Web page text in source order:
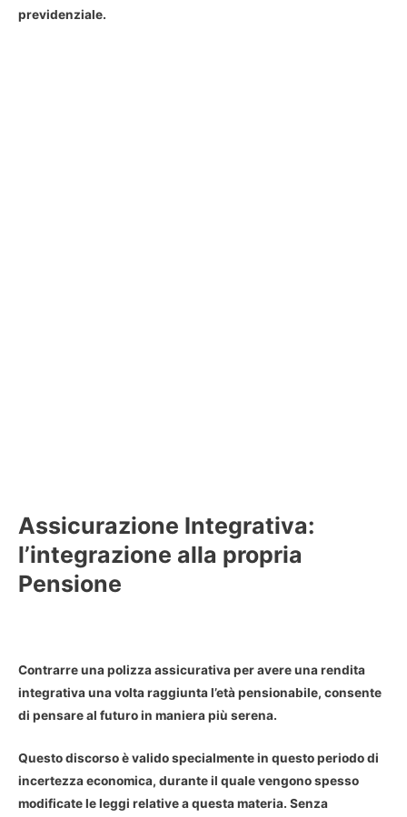
previdenziale.
Assicurazione Integrativa:
l’integrazione alla propria
Pensione
Contrarre una polizza assicurativa per avere una rendita
integrativa una volta raggiunta l’età pensionabile, consente
di pensare al futuro in maniera più serena.
Questo discorso è valido specialmente in questo periodo di
incertezza economica, durante il quale vengono spesso
modificate le leggi relative a questa materia. Senza